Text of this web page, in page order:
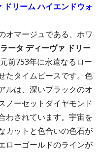
ドリーム ハイエンドウォ
オマージュである、ホワ
ータ ディーヴァ ドリー
前753年に永遠なるロー
たタイムピースです。色
ルは、深いブラックのオ
ノーセットダイヤモンド
わされています。宇宙を
カットと色合いの色石が
ローゴールドのラインが